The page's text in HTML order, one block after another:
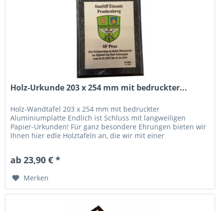
Holz-Urkunde 203 x 254 mm mit bedruckter...
Holz-Wandtafel 203 x 254 mm mit bedruckter
Aluminiumplatte Endlich ist Schluss mit langweiligen
Papier-Urkunden! Für ganz besondere Ehrungen bieten wir
Ihnen hier edle Holztafeln an, die wir mit einer
ab 23,90 € *
Merken